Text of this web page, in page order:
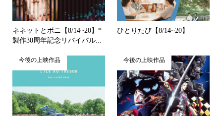
ネネットとボニ【8/14~20】*
製作30周年記念リバイバル...
ひとりたび【8/14~20】
今後の上映作品 今後の上映作品